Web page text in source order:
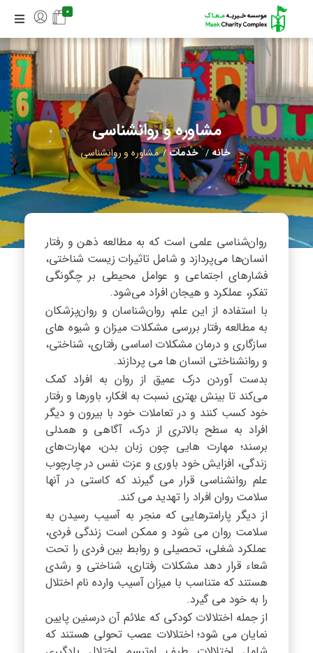
0
مشاوره و روانشناسی
خانه / خدمات / مشاوره و روانشناسی
روان‌شناسی علمی است که به مطالعه ذهن و رفتار
انسان‌ها می‌پردازد و شامل تاثیرات زیست شناختی،
فشار‌های اجتماعی و عوامل محیطی بر چگونگی
تفکر، عملکرد و هیجان افراد می‌شود.
با استفاده از این علم، روان‌شناسان و روان‌پزشکان
به مطالعه رفتار بررسی مشکلات میزان و شیوه های
سازگاری و درمان مشکلات اساسی رفتاری، شناختی،
و روانشناختی انسان ها می پردازند.
بدست آوردن درک عمیق از روان به افراد کمک
می‌کند تا بینش بهتری نسبت به افکار، باورها و رفتار
خود کسب کنند و در تعاملات خود با بیرون و دیگر
افراد به سطح بالاتری از درک، آگاهی و همدلی
برسند؛ مهارت هایی چون زبان بدن، مهارت‌های
زندگی، افزایش خود باوری و عزت نفس در چارچوب
علم روانشناسی قرار می گیرند که کاستی در آنها
سلامت روان افراد را تهدید می کند.
از دیگر پارامترهایی که منجر به آسیب رسیدن به
سلامت روان می شود و ممکن است زندگی فردی،
عملکرد شغلی، تحصیلی و روابط بین فردی را تحت
شعاء قرار دهد مشکلات رفتاری، شناختی و رشدی
هستند که متناسب با میزان آسیب وارده نام اختلال
را به خود می گیرد.
از جمله اختلالات کودکی که علائم آن درسنین پایین
نمایان می شود؛ اختلالات عصب تحولی هستند که